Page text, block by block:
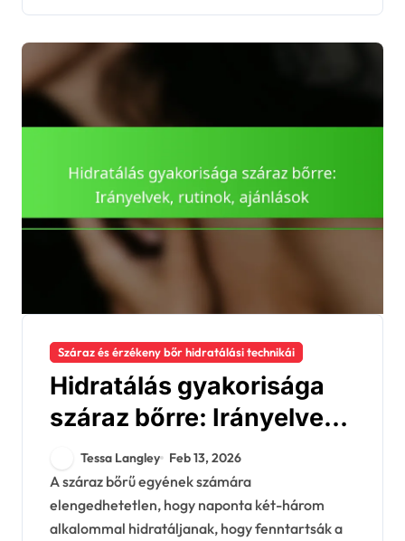
Száraz és érzékeny bőr hidratálási technikái
Hidratálás gyakorisága
száraz bőrre: Irányelvek,
rutinok, ajánlások
Tessa Langley Feb 13, 2026
A száraz bőrű egyének számára
elengedhetetlen, hogy naponta két-három
alkalommal hidratáljanak, hogy fenntartsák a